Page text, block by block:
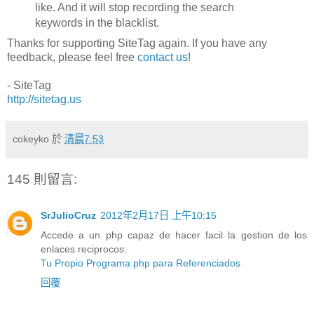
like. And it will stop recording the search
keywords in the blacklist.
Thanks for supporting SiteTag again. If you have any
feedback, please feel free contact us!
- SiteTag
http://sitetag.us
cokeyko 於 清晨7:53
145 則留言:
SrJulioCruz 2012年2月17日 上午10:15
Accede a un php capaz de hacer facil la gestion de los
enlaces reciprocos:
Tu Propio Programa php para Referenciados
回覆